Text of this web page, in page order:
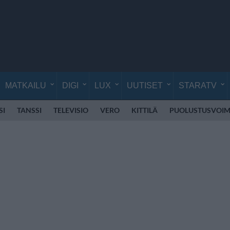
MATKAILU DIGI LUX UUTISET STARATV
TANSSI TELEVISIO VERO KITTILÄ